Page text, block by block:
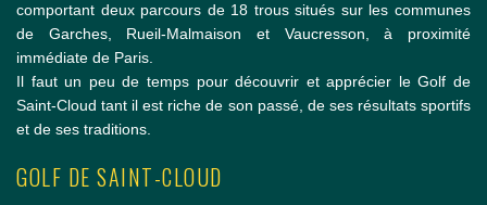
comportant deux parcours de 18 trous situés sur les communes
de Garches, Rueil-Malmaison et Vaucresson, à proximité
immédiate de Paris.
Il faut un peu de temps pour découvrir et apprécier le Golf de
Saint-Cloud tant il est riche de son passé, de ses résultats sportifs
et de ses traditions.
GOLF DE SAINT-CLOUD